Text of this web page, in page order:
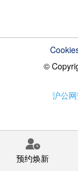
©
沪公
预约焕新